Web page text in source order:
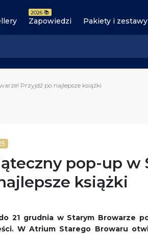
Zapowiedzi
2026 📚
Pakiety i zestawy
Przyjdź po najlepsze książki
pop-up w
książki
21 grudnia w Starym Browarze
W Atrium Starego Browaru